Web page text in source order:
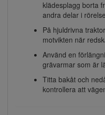
klädesplagg borta
andra delar i
På hjuldrivna
motvikten när
Använd en
grävarmar som är
Titta bakåt och
kontrollera att